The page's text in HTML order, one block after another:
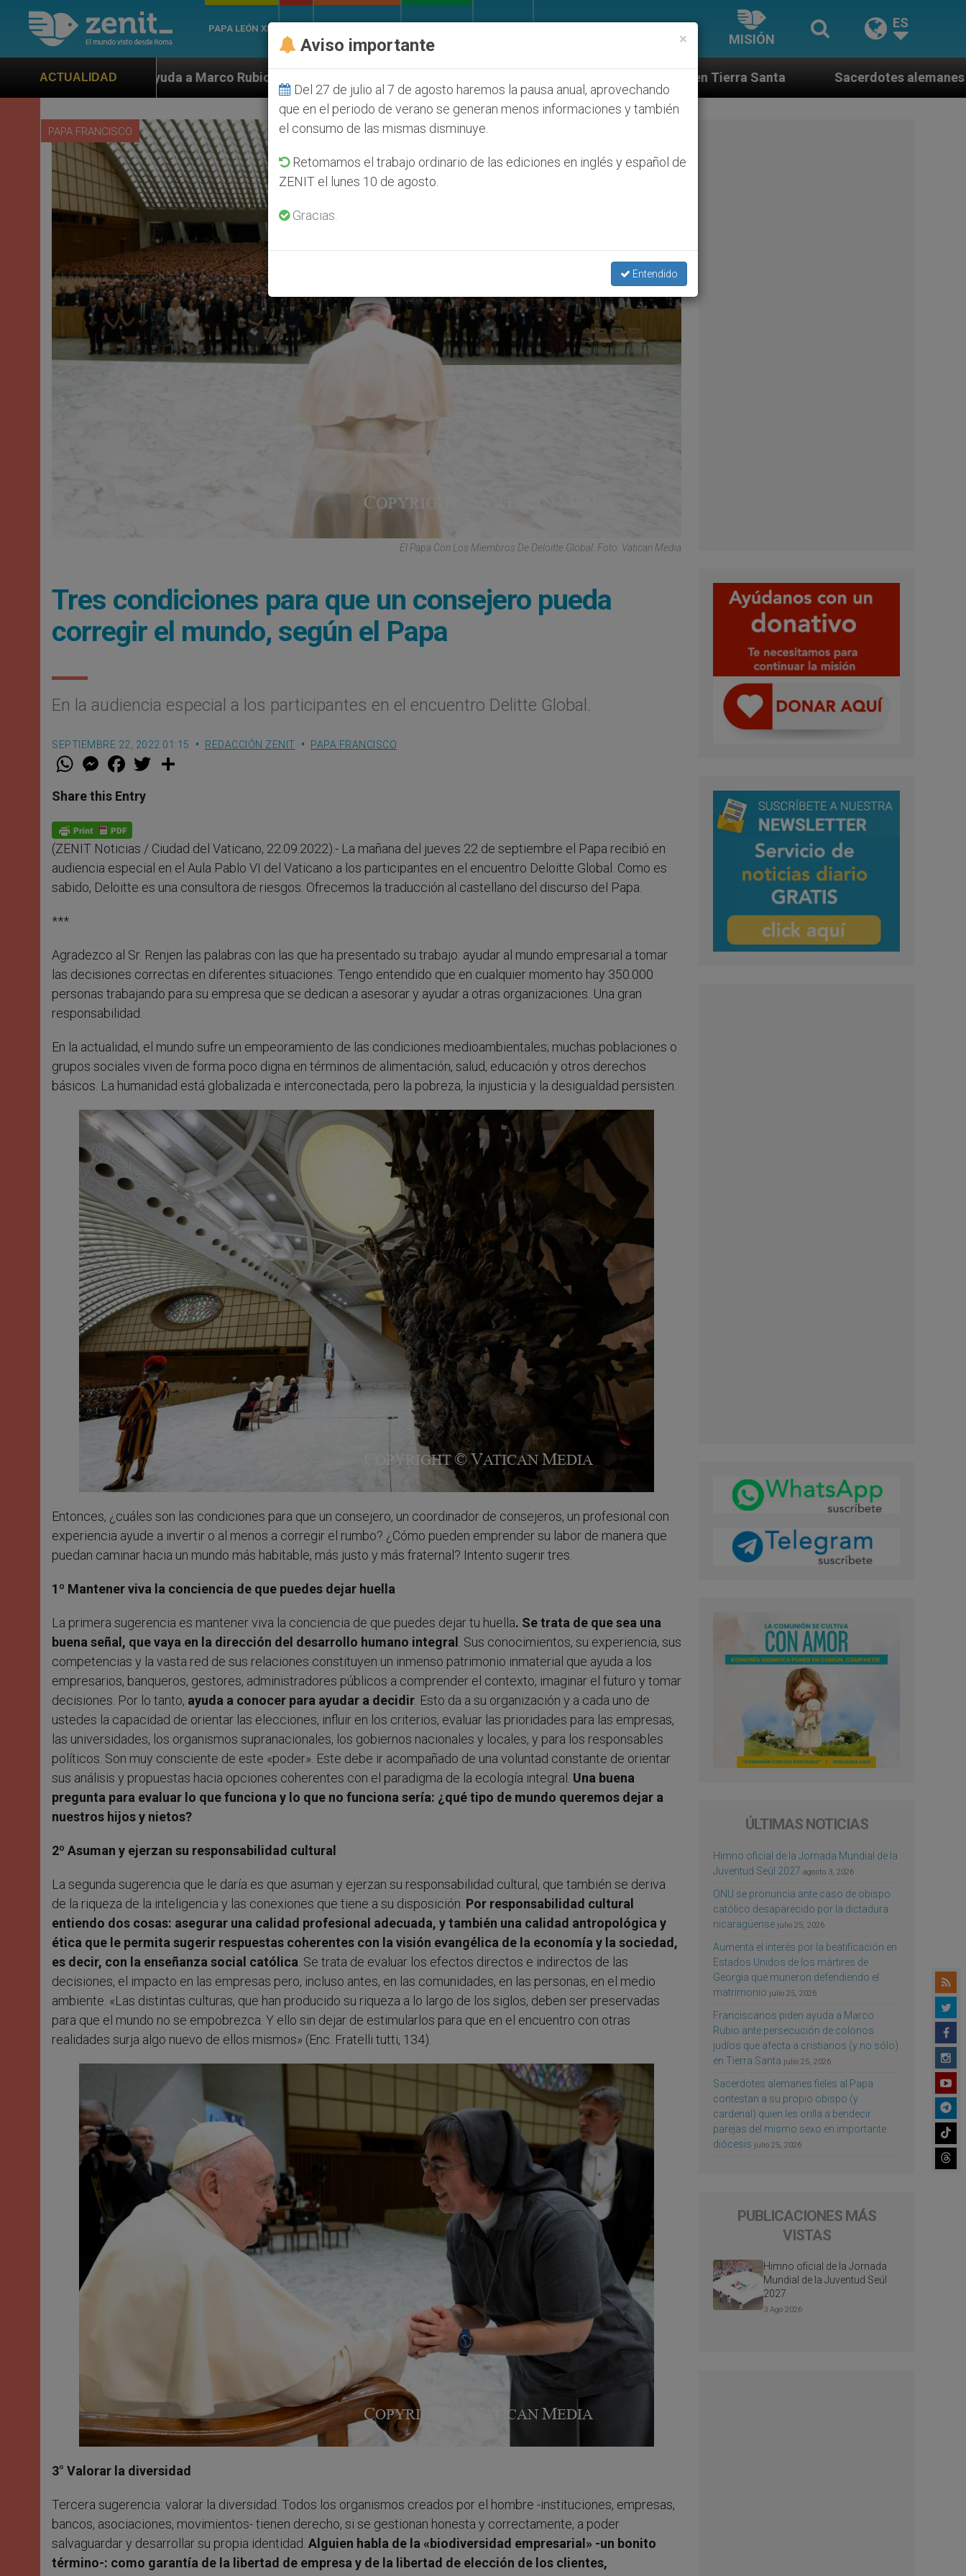
PAPA LEÓN XIV
MISIÓN
ES
ACTUALIDAD
ante persecución de colonos judíos que afecta a cristianos (y no sólo) en Tierra Santa Sacerdotes alemanes fieles al Papa contestan a su propio
PAPA FRANCISCO
El Papa Con Los Miembros De Deloitte Global. Foto: Vatican Media
Tres condiciones para que un consejero pueda
corregir el mundo, según el Papa
En la audiencia especial a los participantes en el encuentro Delitte Global.
SEPTIEMBRE 22, 2022 01:15 REDACCIÓN ZENIT PAPA FRANCISCO
W
t
s
p
p
M
e
s
e
g
e
r
F
a
e
b
o
k
w
Share this Entry
(ZENIT Noticias / Ciudad del Vaticano, 22.09.2022).- La mañana del jueves 22 de septiembre el Papa recibió en
audiencia especial en el Aula Pablo VI del Vaticano a los participantes en el encuentro Deloitte Global. Como es
sabido, Deloitte es una consultora de riesgos. Ofrecemos la traducción al castellano del discurso del Papa.
***
Agradezco al Sr. Renjen las palabras con las que ha presentado su trabajo: ayudar al mundo empresarial a tomar
las decisiones correctas en diferentes situaciones. Tengo entendido que en cualquier momento hay 350.000
personas trabajando para su empresa que se dedican a asesorar y ayudar a otras organizaciones. Una gran
responsabilidad.
En la actualidad, el mundo sufre un empeoramiento de las condiciones medioambientales; muchas poblaciones o
grupos sociales viven de forma poco digna en términos de alimentación, salud, educación y otros derechos
básicos. La humanidad está globalizada e interconectada, pero la pobreza, la injusticia y la desigualdad persisten.
Entonces, ¿cuáles son las condiciones para que un consejero, un coordinador de consejeros, un profesional con
experiencia ayude a invertir o al menos a corregir el rumbo? ¿Cómo pueden emprender su labor de manera que
puedan caminar hacia un mundo más habitable, más justo y más fraternal? Intento sugerir tres.
1º Mantener viva la conciencia de que puedes dejar huella
La primera sugerencia es mantener viva la conciencia de que puedes dejar tu huella. Se trata de que sea una
buena señal, que vaya en la dirección del desarrollo humano integral . Sus conocimientos, su experiencia, sus
competencias y la vasta red de sus relaciones constituyen un inmenso patrimonio inmaterial que ayuda a los
empresarios, banqueros, gestores, administradores públicos a comprender el contexto, imaginar el futuro y tomar
decisiones. Por lo tanto, ayuda a conocer para ayudar a decidir . Esto da a su organización y a cada uno de
ustedes la capacidad de orientar las elecciones, influir en los criterios, evaluar las prioridades para las empresas,
las universidades, los organismos supranacionales, los gobiernos nacionales y locales, y para los responsables
políticos. Son muy consciente de este «poder». Este debe ir acompañado de una voluntad constante de orientar
sus análisis y propuestas hacia opciones coherentes con el paradigma de la ecología integral. Una buena
pregunta para evaluar lo que funciona y lo que no funciona sería: ¿qué tipo de mundo queremos dejar a
nuestros hijos y nietos?
2º Asuman y ejerzan su responsabilidad cultural
La segunda sugerencia que le daría es que asuman y ejerzan su responsabilidad cultural, que también se deriva
de la riqueza de la inteligencia y las conexiones que tiene a su disposición. Por responsabilidad cultural
entiendo dos cosas: asegurar una calidad profesional adecuada, y también una calidad antropológica y
ética que le permita sugerir respuestas coherentes con la visión evangélica de la economía y la sociedad,
es decir, con la enseñanza social católica . Se trata de evaluar los efectos directos e indirectos de las
decisiones, el impacto en las empresas pero, incluso antes, en las comunidades, en las personas, en el medio
ambiente. «Las distintas culturas, que han producido su riqueza a lo largo de los siglos, deben ser preservadas
para que el mundo no se empobrezca. Y ello sin dejar de estimularlos para que en el encuentro con otras
realidades surja algo nuevo de ellos mismos» (Enc. Fratelli tutti, 134).
3° Valorar la diversidad
Tercera sugerencia: valorar la diversidad. Todos los organismos creados por el hombre -instituciones, empresas,
bancos, asociaciones, movimientos- tienen derecho, si se gestionan honesta y correctamente, a poder
salvaguardar y desarrollar su propia identidad. Alguien habla de la «biodiversidad empresarial» -un bonito
término-: como garantía de la libertad de empresa y de la libertad de elección de los clientes,
ÚLTIMAS NOTICIAS
Himno oficial de la Jornada Mundial de la
Juventud Seúl 2027 agosto 3, 2026
ONU se pronuncia ante caso de obispo
católico desaparecido por la dictadura
nicaragüense julio 25, 2026
Aumenta el interés por la beatificación en
Estados Unidos de los mártires de
Georgia que murieron defendiendo el
matrimonio julio 25, 2026
Franciscanos piden ayuda a Marco
Rubio ante persecución de colonos
judíos que afecta a cristianos (y no sólo)
en Tierra Santa julio 25, 2026
Sacerdotes alemanes fieles al Papa
contestan a su propio obispo (y
cardenal) quien les orilla a bendecir
parejas del mismo sexo en importante
diócesis julio 25, 2026
PUBLICACIONES MÁS
VISTAS
Himno oficial de la Jornada
Mundial de la Juventud Seúl
2027
3 Ago 2026
×
Aviso importante
Del 27 de julio al 7 de agosto haremos la pausa anual, aprovechando
que en el periodo de verano se generan menos informaciones y también
el consumo de las mismas disminuye.
Retomamos el trabajo ordinario de las ediciones en inglés y español de
ZENIT el lunes 10 de agosto.
Gracias.
Entendido